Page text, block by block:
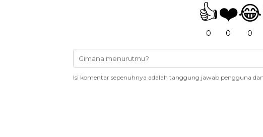
👍
0
❤️
0
😂
0
Isi komentar sepenuhnya adalah tanggung jawab pengguna